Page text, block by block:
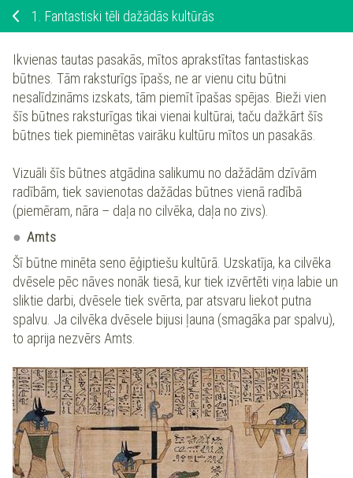
1. Fantastiski tēli dažādās kultūrās
Ikvienas tautas pasakās, mītos aprakstītas fantastiskas
būtnes. Tām raksturīgs īpašs, ne ar vienu citu būtni
nesalīdzināms izskats, tām piemīt īpašas spējas. Bieži vien
šīs būtnes raksturīgas tikai vienai kultūrai, taču dažkārt šīs
būtnes tiek pieminētas vairāku kultūru mītos un pasakās.
Vizuāli šīs būtnes atgādina salikumu no dažādām dzīvām
radībām, tiek savienotas dažādas būtnes vienā radībā
(piemēram, nāra – daļa no cilvēka, daļa no zivs).
Amts
Šī būtne minēta seno ēģiptiešu kultūrā. Uzskatīja, ka cilvēka
dvēsele pēc nāves nonāk tiesā, kur tiek izvērtēti viņa labie un
sliktie darbi, dvēsele tiek svērta, par atsvaru liekot putna
spalvu. Ja cilvēka dvēsele bijusi ļauna (smagāka par spalvu),
to aprija nezvērs Amts.